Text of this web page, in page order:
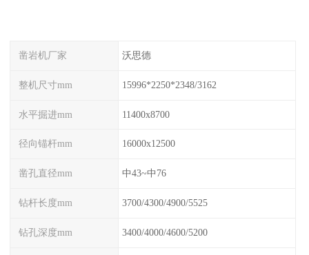
凿岩机厂家 沃思德
整机尺寸mm 15996*2250*2348/3162
水平掘进mm 11400x8700
径向锚杆mm 16000x12500
凿孔直径mm 中43~中76
钻杆长度mm 3700/4300/4900/5525
钻孔深度mm 3400/4000/4600/5200